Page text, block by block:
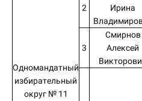
Одномандатный
избирательный
округ № 11
2
Ирина
3
Смирнов
Алексей